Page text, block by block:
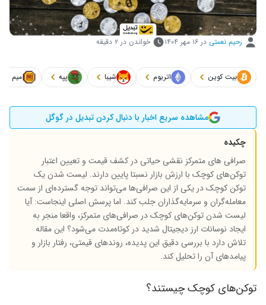
رحیم نعمتی در ۱۶ مهر ۱۴۰۴ خواندن در ۲ دقیقه
بیت کوین اتریوم شیبا پپه میم
مشاهده سریع اخبار با دنبال کردن تبدیل در گوگل
چکیده
صرافی های متمرکز نقشی حیاتی در کشف قیمت و تعیین اعتبار
توکن‌های کوچک با ارزش بازار نسبتا پایین دارند. لیست شدن یک
توکن کوچک در یکی از این صرافی‌ها می‌تواند توجه گسترده‌ای از سمت
معامله‌گران و سرمایه‌گذاران جلب کند. اما پرسش اصلی اینجاست: آیا
لیست شدن توکن‌های کوچک در صرافی‌های متمرکز، واقعا منجر به
ایجاد نوسانات ارز دیجیتال شدید در کوتاه‌مدت می‌شود؟ این مقاله
تلاش دارد با بررسی دقیق این پدیده، روندهای قیمتی، رفتار بازار و
پیامدهای آن را تحلیل کند.
توکن‌های کوچک چیستند؟